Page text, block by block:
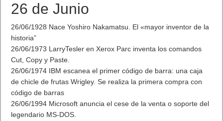
26 de Junio
26/06/1928 Nace Yoshiro Nakamatsu. El «mayor inventor de la
historia”
26/06/1973 LarryTesler en Xerox Parc inventa los comandos
Cut, Copy y Paste.
26/06/1974 IBM escanea el primer código de barra: una caja
de chicle de frutas Wrigley. Se realiza la primera compra con
código de barras
26/06/1994 Microsoft anuncia el cese de la venta o soporte del
legendario MS-DOS.